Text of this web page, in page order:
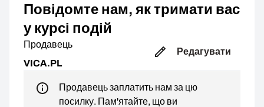
Повідомте нам, як тримати вас
у курсі подій
Продавець
VICA.PL
Редагувати
Продавець заплатить нам за цю
посилку. Пам'ятайте, що ви